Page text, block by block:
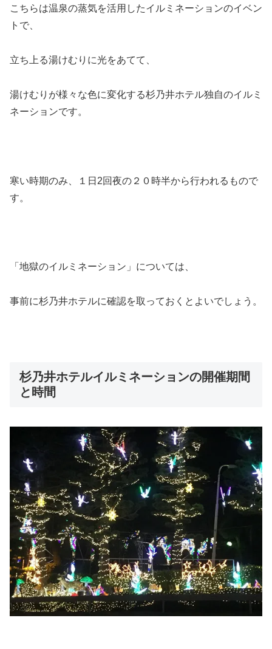
こちらは温泉の蒸気を活用したイルミネーションのイベン
トで、
立ち上る湯けむりに光をあてて、
湯けむりが様々な色に変化する杉乃井ホテル独自のイルミ
ネーションです。
寒い時期のみ、１日2回夜の２０時半から行われるもので
す。
「地獄のイルミネーション」については、
事前に杉乃井ホテルに確認を取っておくとよいでしょう。
杉乃井ホテルイルミネーションの開催期間
と時間